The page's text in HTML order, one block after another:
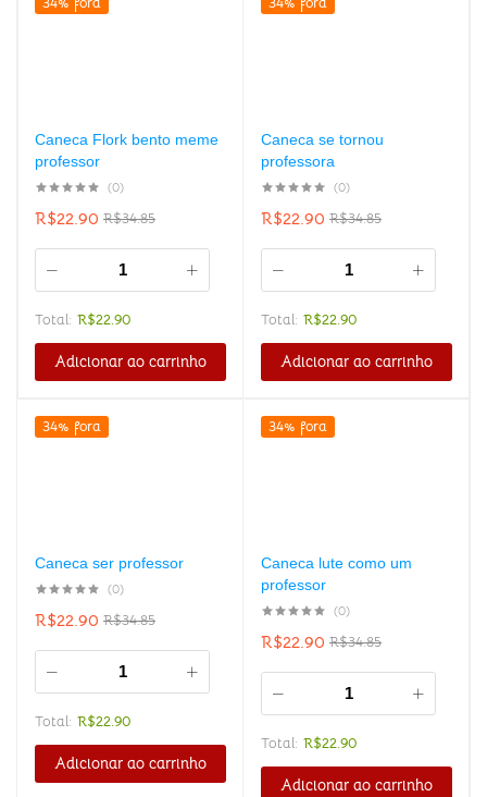
Caneca Flork bento meme
professor
(0)
R$34.85
R$22.90
Total: R$22.90
Adicionar ao carrinho
Caneca se tornou
professora
(0)
R$34.85
R$22.90
Total: R$22.90
Adicionar ao carrinho
34% fora
Caneca ser professor
(0)
R$34.85
R$22.90
Total: R$22.90
Adicionar ao carrinho
34% fora
Caneca lute como um
professor
(0)
R$34.85
R$22.90
Total: R$22.90
Adicionar ao carrinho